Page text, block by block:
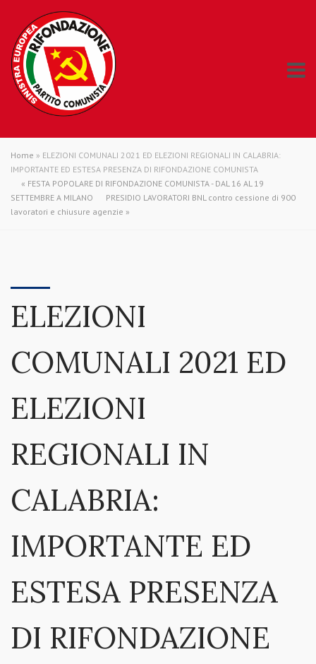
Home » ELEZIONI COMUNALI 2021 ED ELEZIONI REGIONALI IN CALABRIA:
IMPORTANTE ED ESTESA PRESENZA DI RIFONDAZIONE COMUNISTA
« FESTA POPOLARE DI RIFONDAZIONE COMUNISTA - DAL 16 AL 19
SETTEMBRE A MILANO
PRESIDIO LAVORATORI BNL contro cessione di 900
lavoratori e chiusure agenzie »
ELEZIONI
COMUNALI 2021 ED
ELEZIONI
REGIONALI IN
CALABRIA:
IMPORTANTE ED
ESTESA PRESENZA
DI RIFONDAZIONE